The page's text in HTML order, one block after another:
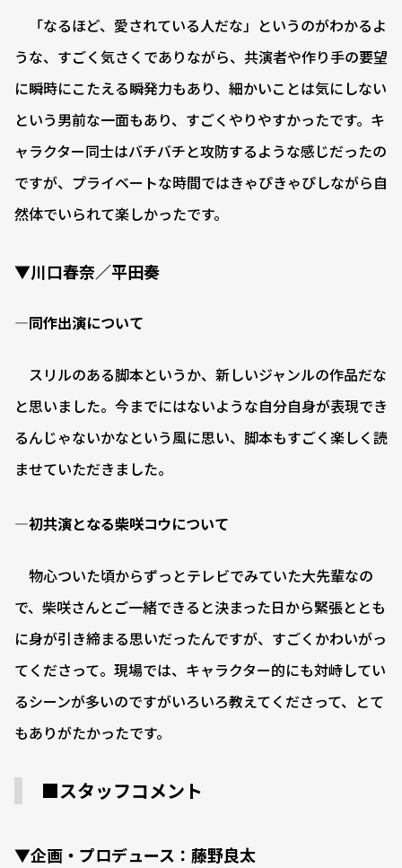
「なるほど、愛されている人だな」というのがわかるよ
うな、すごく気さくでありながら、共演者や作り手の要望
に瞬時にこたえる瞬発力もあり、細かいことは気にしない
という男前な一面もあり、すごくやりやすかったです。キ
ャラクター同士はバチバチと攻防するような感じだったの
ですが、プライベートな時間ではきゃぴきゃぴしながら自
然体でいられて楽しかったです。
▼川口春奈／平田奏
―同作出演について
スリルのある脚本というか、新しいジャンルの作品だな
と思いました。今までにはないような自分自身が表現でき
るんじゃないかなという風に思い、脚本もすごく楽しく読
ませていただきました。
―初共演となる柴咲コウについて
物心ついた頃からずっとテレビでみていた大先輩なの
で、柴咲さんとご一緒できると決まった日から緊張ととも
に身が引き締まる思いだったんですが、すごくかわいがっ
てくださって。現場では、キャラクター的にも対峙してい
るシーンが多いのですがいろいろ教えてくださって、とて
もありがたかったです。
■スタッフコメント
▼企画・プロデュース：藤野良太